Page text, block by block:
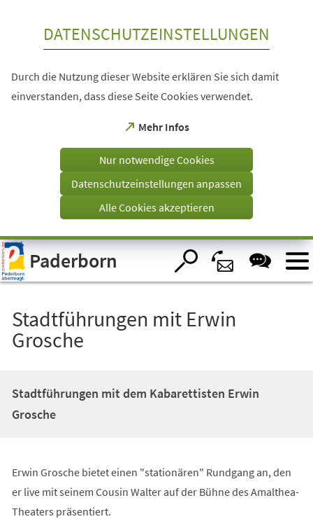
Visuelle
Assistenzsoftware
öffnen.
DATENSCHUTZEINSTELLUNGEN
Durch die Nutzung dieser Website erklären Sie sich damit
einverstanden, dass diese Seite Cookies verwendet.
Mehr Infos
(Öffnet
einem
Tab)
Nur notwendige Cookies
Datenschutzeinstellungen anpassen
Alle Cookies akzeptieren
Paderborn
Stadtführungen mit Erwin
Grosche
Stadtführungen mit dem Kabarettisten Erwin
Grosche
Erwin Grosche bietet einen "stationären" Rundgang an, den
er live mit seinem Cousin Walter auf der Bühne des Amalthea-
Theaters präsentiert.